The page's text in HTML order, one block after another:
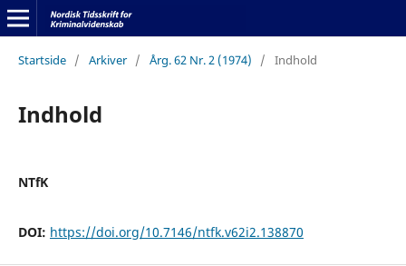
Startside / Arkiver / Årg. 62 Nr. 2 (1974) / Indhold
Indhold
NTfK
DOI: https://doi.org/10.7146/ntfk.v62i2.138870